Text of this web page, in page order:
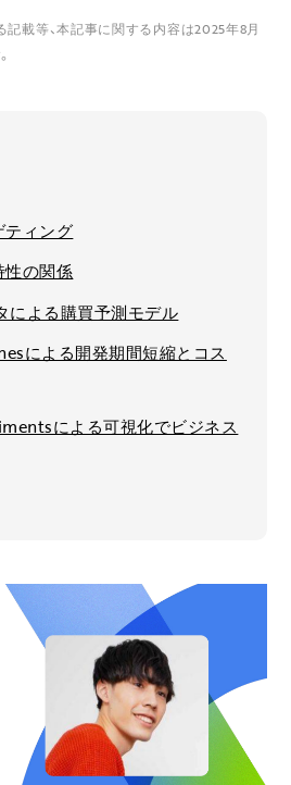
載等、本記事に関する内容は2025年8月
ティング
性の関係
による購買予測モデル
による開発期間短縮とコス
による可視化でビジネス